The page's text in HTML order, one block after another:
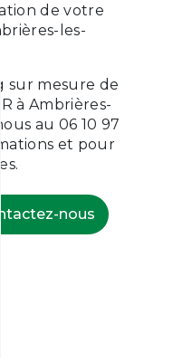
de votre
les-
sur mesure de
à Ambrières-
au 06 10 97
et pour
nous